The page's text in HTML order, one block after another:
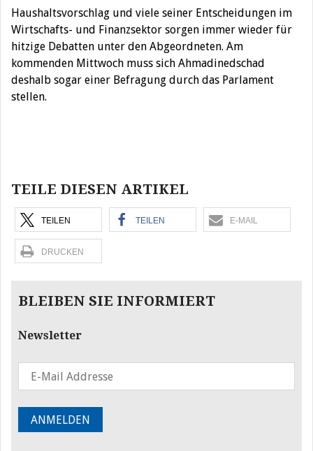
Haushaltsvorschlag und viele seiner Entscheidungen im
Wirtschafts- und Finanzsektor sorgen immer wieder für
hitzige Debatten unter den Abgeordneten. Am
kommenden Mittwoch muss sich Ahmadinedschad
deshalb sogar einer Befragung durch das Parlament
stellen.
TEILE DIESEN ARTIKEL
TEILEN TEILEN E-MAIL
DRUCKEN
BLEIBEN SIE INFORMIERT
Newsletter